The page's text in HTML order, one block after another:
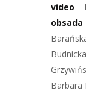
video –
Barbara